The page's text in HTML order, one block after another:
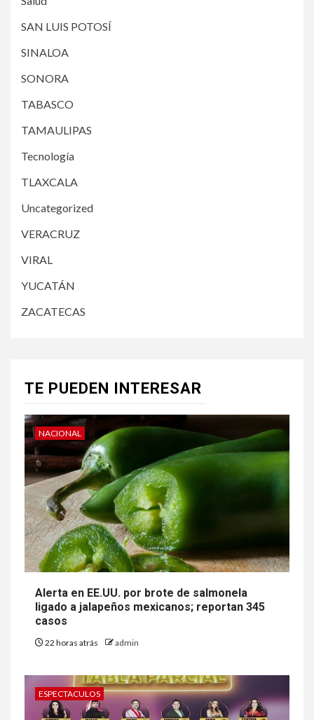
SAN LUIS POTOSÍ
SINALOA
SONORA
TABASCO
TAMAULIPAS
Tecnología
TLAXCALA
Uncategorized
VERACRUZ
VIRAL
YUCATÁN
ZACATECAS
TE PUEDEN INTERESAR
NACIONAL
Alerta en EE.UU. por brote de salmonela
ligado a jalapeños mexicanos; reportan 345
casos
22 horas atrás admin
ESPECTACULOS